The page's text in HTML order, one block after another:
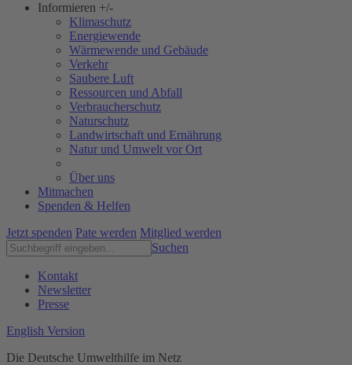
Informieren +/-
Klimaschutz
Energiewende
Wärmewende und Gebäude
Verkehr
Saubere Luft
Ressourcen und Abfall
Verbraucherschutz
Naturschutz
Landwirtschaft und Ernährung
Natur und Umwelt vor Ort
Über uns
Mitmachen
Spenden & Helfen
Jetzt spenden Pate werden Mitglied werden
Suchen
Kontakt
Newsletter
Presse
English Version
Die Deutsche Umwelthilfe im Netz